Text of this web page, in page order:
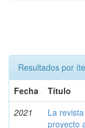
Resultados por
Fecha
Título
2021
La
proyecto